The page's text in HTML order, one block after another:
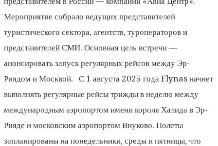
Мероприятие собрало ведущих представителей
туристического сектора, агентств, туроператоров и
представителей СМИ. Основная цель встречи —
анонсировать запуск регулярных рейсов между Эр-
Риядом и Москвой. С 1 августа 2025 года Flynas начнет
выполнять регулярные рейсы трижды в неделю между
международным аэропортом имени короля Халида в Эр-
Рияде и московским аэропортом Внуково. Полеты
запланированы на понедельники, среды и пятницы, что